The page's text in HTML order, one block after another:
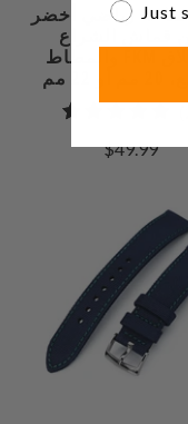
رياضي أخضر
قماش الشراع
والمطاط FKM بإطلاق
مم
$49.99
Just